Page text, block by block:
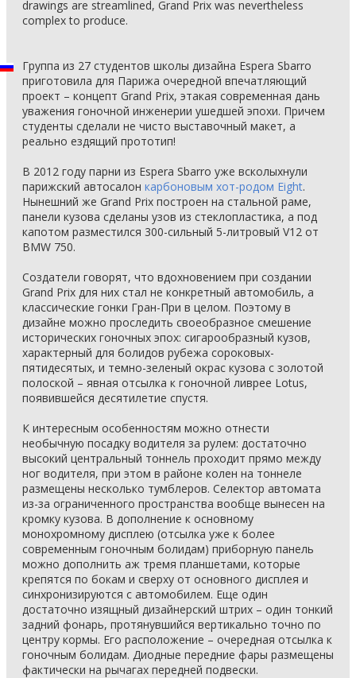
drawings are streamlined, Grand Prix was nevertheless
complex to produce.
Группа из 27 студентов школы дизайна Espera Sbarro
приготовила для Парижа очередной впечатляющий
проект – концепт Grand Prix, этакая современная дань
уважения гоночной инженерии ушедшей эпохи. Причем
студенты сделали не чисто выставочный макет, а
реально ездящий прототип!
В 2012 году парни из Espera Sbarro уже всколыхнули
парижский автосалон карбоновым хот-родом Eight.
Нынешний же Grand Prix построен на стальной раме,
панели кузова сделаны узов из стеклопластика, а под
капотом разместился 300-сильный 5-литровый V12 от
BMW 750.
Создатели говорят, что вдохновением при создании
Grand Prix для них стал не конкретный автомобиль, а
классические гонки Гран-При в целом. Поэтому в
дизайне можно проследить своеобразное смешение
исторических гоночных эпох: сигарообразный кузов,
характерный для болидов рубежа сороковых-
пятидесятых, и темно-зеленый окрас кузова с золотой
полоской – явная отсылка к гоночной ливрее Lotus,
появившейся десятилетие спустя.
К интересным особенностям можно отнести
необычную посадку водителя за рулем: достаточно
высокий центральный тоннель проходит прямо между
ног водителя, при этом в районе колен на тоннеле
размещены несколько тумблеров. Селектор автомата
из-за ограниченного пространства вообще вынесен на
кромку кузова. В дополнение к основному
монохромному дисплею (отсылка уже к более
современным гоночным болидам) приборную панель
можно дополнить аж тремя планшетами, которые
крепятся по бокам и сверху от основного дисплея и
синхронизируются с автомобилем. Еще один
достаточно изящный дизайнерский штрих – один тонкий
задний фонарь, протянувшийся вертикально точно по
центру кормы. Его расположение – очередная отсылка к
гоночным болидам. Диодные передние фары размещены
фактически на рычагах передней подвески.